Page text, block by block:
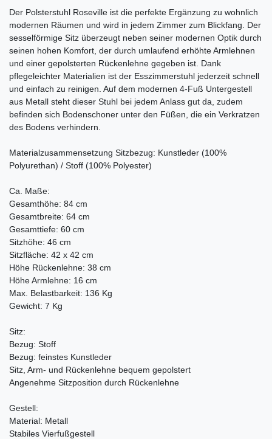
Der Polsterstuhl Roseville ist die perfekte Ergänzung zu wohnlich
modernen Räumen und wird in jedem Zimmer zum Blickfang. Der
sesselförmige Sitz überzeugt neben seiner modernen Optik durch
seinen hohen Komfort, der durch umlaufend erhöhte Armlehnen
und einer gepolsterten Rückenlehne gegeben ist. Dank
pflegeleichter Materialien ist der Esszimmerstuhl jederzeit schnell
und einfach zu reinigen. Auf dem modernen 4-Fuß Untergestell
aus Metall steht dieser Stuhl bei jedem Anlass gut da, zudem
befinden sich Bodenschoner unter den Füßen, die ein Verkratzen
des Bodens verhindern.
Materialzusammensetzung Sitzbezug: Kunstleder (100%
Polyurethan) / Stoff (100% Polyester)
Ca. Maße:
Gesamthöhe: 84 cm
Gesamtbreite: 64 cm
Gesamttiefe: 60 cm
Sitzhöhe: 46 cm
Sitzfläche: 42 x 42 cm
Höhe Rückenlehne: 38 cm
Höhe Armlehne: 16 cm
Max. Belastbarkeit: 136 Kg
Gewicht: 7 Kg
Sitz:
Bezug: Stoff
Bezug: feinstes Kunstleder
Sitz, Arm- und Rückenlehne bequem gepolstert
Angenehme Sitzposition durch Rückenlehne
Gestell:
Material: Metall
Stabiles Vierfußgestell